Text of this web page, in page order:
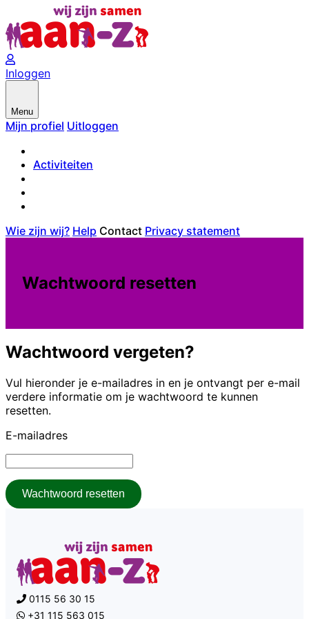
Inloggen
Menu
Mijn profiel Uitloggen
Activiteiten
Wie zijn wij? Help Contact Privacy statement
Wachtwoord resetten
Wachtwoord vergeten?
Vul hieronder je e-mailadres in en je ontvangt per e-mail
verdere informatie om je wachtwoord te kunnen
resetten.
E-mailadres
Wachtwoord resetten
0115 56 30 15
+31 115 563 015